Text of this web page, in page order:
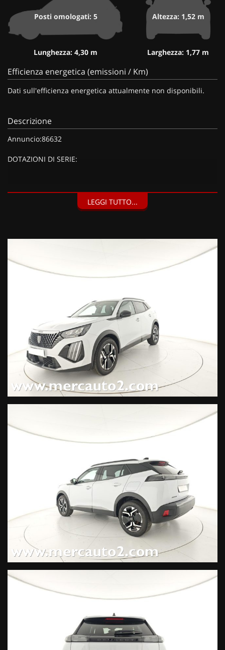
Posti omologati: 5
Lunghezza: 4,30 m
Altezza: 1,52 m
Larghezza: 1,77 m
Efficienza energetica (emissioni / Km)
Dati sull'efficienza energetica attualmente non disponibili.
Descrizione
Annuncio:86632
DOTAZIONI DI SERIE:
Vernice metallizzata Bianco Okenite (900 EUR), Kit riparazione
LEGGI TUTTO...